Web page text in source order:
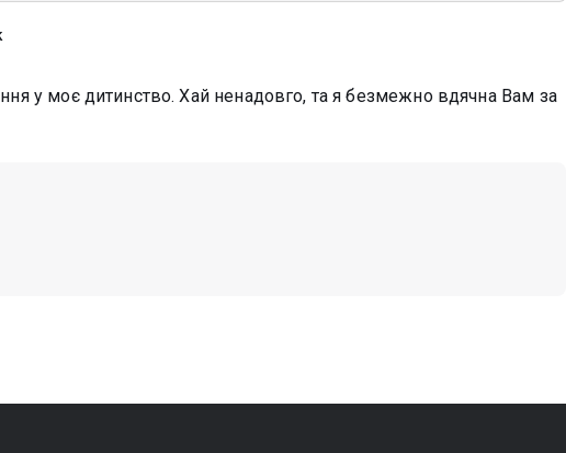
у моє дитинство. Хай ненадовго, та я безмежно вдячна Вам за